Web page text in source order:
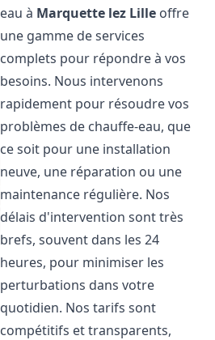
eau à Marquette lez Lille offre
une gamme de services
complets pour répondre à vos
besoins. Nous intervenons
rapidement pour résoudre vos
problèmes de chauffe-eau, que
ce soit pour une installation
neuve, une réparation ou une
maintenance régulière. Nos
délais d'intervention sont très
brefs, souvent dans les 24
heures, pour minimiser les
perturbations dans votre
quotidien. Nos tarifs sont
compétitifs et transparents,